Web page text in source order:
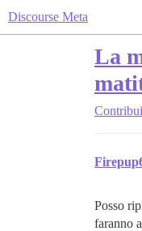
Discourse Meta
La
Posso
faranno